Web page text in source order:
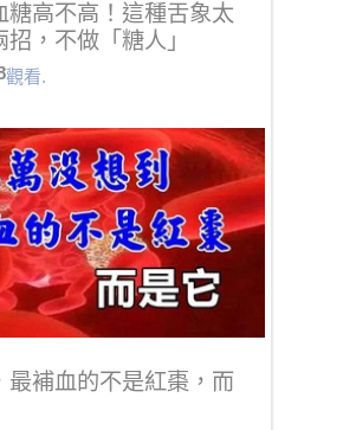
糖高不高！這種舌象太
，不做「糖人」
觀看.
最補血的不是紅棗，而